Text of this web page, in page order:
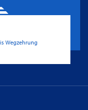
Wegzehrung